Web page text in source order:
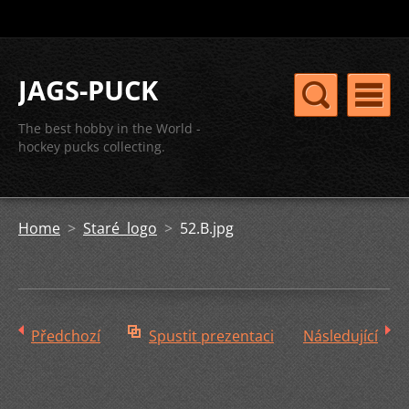
JAGS-PUCK
The best hobby in the World -
hockey pucks collecting.
Home > Staré logo > 52.B.jpg
Předchozí Spustit prezentaci Následující